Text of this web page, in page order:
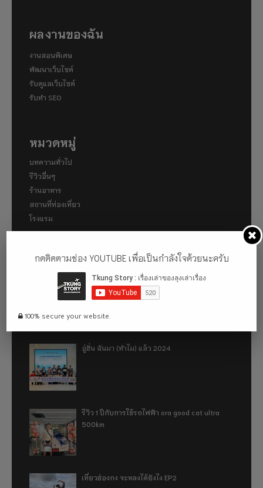
ผลงานของฉัน
งานสอนพิเศษ
พัฒนาเว็บไซต์
รับดูแลเว็บไซต์
รับทำ SEO
หมวดหมู่
บทความทั่วไป
รีวิวอื่นๆ
ร้านอาหาร
สถานที่ท่องเที่ยว
โรงแรม
เรื่องที่น่าสนใจ
พาไปเดินคามิโคจิ (Kamigōchi) แหล่งท่องเที่ยวทาง
ธรรมชาติที่ตั้งอยู่ในเขตเทือกเขาแอลป์ญี่ปุ่น
อู่ฮั่น ฉันมา (ทำไม) แล้ว 2024
รีวิว 1 ปีกับการใช้รถไฟฟ้า ora good cat ultra
500km
เที่ยวฮ่องกง จะหลงได้ยังไง EP2
กดติดตามช่อง YOUTUBE เพื่อเป็นกำลังใจด้วยนะครับ
100% secure your website.